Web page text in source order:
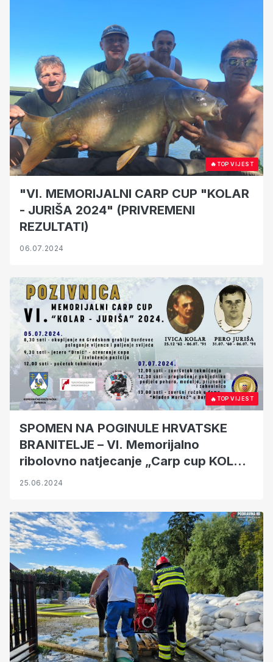
🔥TOP VIJEST
"VI. MEMORIJALNI CARP CUP "KOLAR
- JURIŠA 2024" (PRIVREMENI
REZULTATI)
06.07.2024
🔥TOP VIJEST
SPOMEN NA POGINULE HRVATSKE
BRANITELJE – VI. Memorijalno
ribolovno natjecanje „Carp cup KOLAR
- JURIŠA 2024.“
25.06.2024